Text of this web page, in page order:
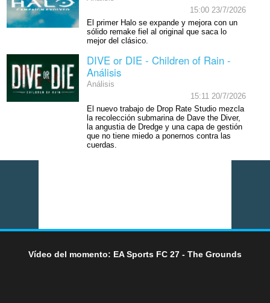
15:00 23/7/2026
El primer Halo se expande y mejora con un
sólido remake fiel al original que saca lo
mejor del clásico.
DIVE or DIE - Children of Rain -
Análisis
Análisis
15:11 20/7/2026
El nuevo trabajo de Drop Rate Studio mezcla
la recolección submarina de Dave the Diver,
la angustia de Dredge y una capa de gestión
que no tiene miedo a ponernos contra las
cuerdas.
Vídeo del momento: EA Sports FC 27 - The Grounds